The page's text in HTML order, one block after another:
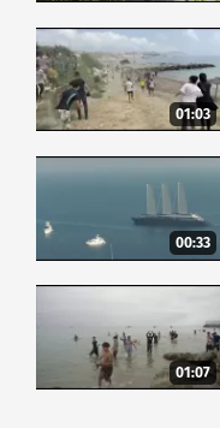
01:03
00:33
01:07